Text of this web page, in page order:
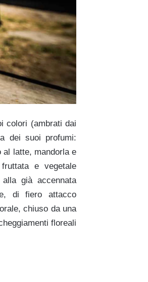
colori (ambrati dai
dei suoi profumi:
al latte, mandorla e
e vegetale
già accennata
di fiero attacco
chiuso da una
floreali